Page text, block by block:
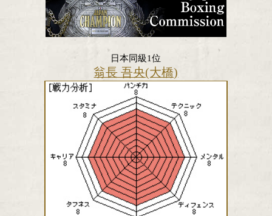
CC日本Sフライ級王座決定10回戦
日本同級1位
翁長 吾央(大橋)